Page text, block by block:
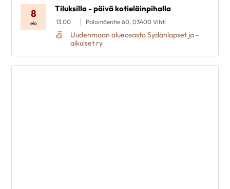
8
elo
Tiluksilla - päivä kotieläinpihalla
13.00 Palomäentie 60, 03400 Vihti
Uudenmaan alueosasto Sydänlapset ja -
aikuiset ry